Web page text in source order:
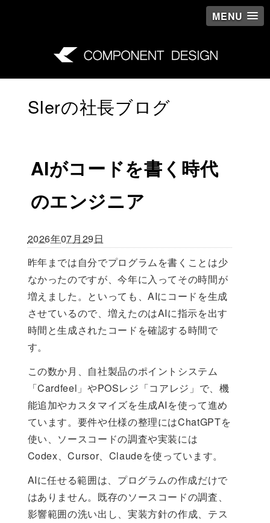
MENU
SIerの社長ブログ
AIがコードを書く時代
のエンジニア
2026年07月29日
昨年までは自分でプログラムを書くことは少
なかったのですが、今年に入ってその時間が
増えました。といっても、AIにコードを生成
させているので、増えたのはAIに指示を出す
時間と生成されたコードを確認する時間で
す。
この数か月、自社製品のポイントシステム
「Cardfeel」やPOSレジ「コアレジ」で、機
能追加やカスタマイズを生成AIを使って進め
ています。要件や仕様の整理にはChatGPTを
使い、ソースコードの調査や実装には
Codex、Cursor、Claudeを使っています。
AIに任せる範囲は、プログラムの作成だけで
はありません。既存のソースコードの調査、
影響範囲の洗い出し、実装方針の作成、テス